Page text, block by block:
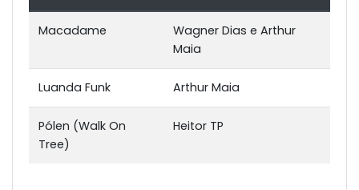
Macadame
Wagner Dias e Arthur
Maia
Luanda Funk Arthur Maia
Pólen (Walk On
Tree)
Heitor TP